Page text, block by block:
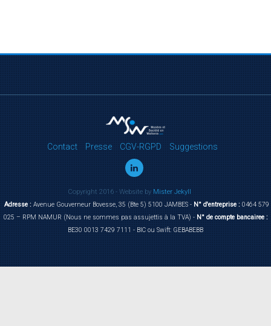
Contact Presse CGV-RGPD Suggestions
Copyright 2016 - Website byMister Jekyll
Adresse :Avenue Gouverneur Bovesse, 35 (Bte 5) 5100 JAMBES - N° d'entreprise :0464 579
025 – RPM NAMUR (Nous ne sommes pas assujettis à la TVA) -N° de compte bancairee :
BE30 0013 7429 7111 - BIC ou Swift: GEBABEBB